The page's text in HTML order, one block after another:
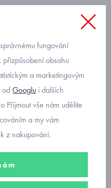
788/92
kraťasy
fungování
obsahu
a marketingovým
odGooglu i dalších
Přijmout vše nám udělíte
a my vám
z nakupování.